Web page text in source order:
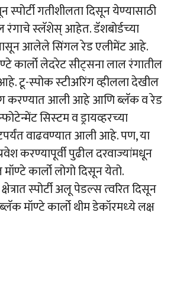
स्‍पोर्टी गतीशीलता दिसून येण्‍यासाठी
रंगाचे स्‍लॅशेस् आहेत. डॅशबोर्डच्‍या
आलेले सिंगल रेड एलीमेंट आहे.
कार्लो लेदरेट सीट्सना लाल रंगातील
टू-स्‍पोक स्‍टीअरिंग व्‍हीलला देखील
करण्‍यात आली आहे आणि ब्‍लॅक व रेड
सिस्‍टम व ड्रायव्‍हरच्‍या
वाढवण्‍यात आली आहे. पण, या
करण्‍यापूर्वी पुढील दरवाज्‍यांमधून
कार्लो लोगो दिसून येतो.
स्‍पोर्टी अलू पेडल्‍स त्‍वरित दिसून
मॉण्‍टे कार्लो थीम डेकॉरमध्‍ये लक्ष